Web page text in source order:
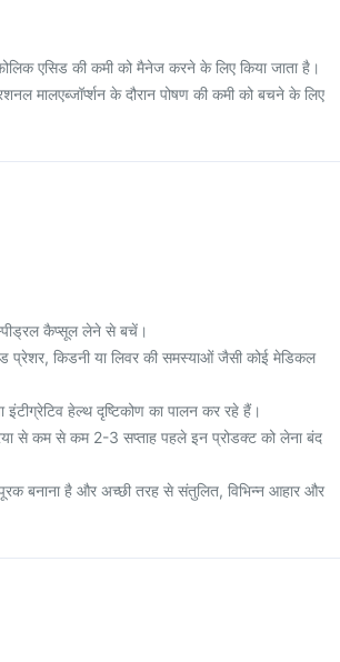
एसिड की कमी को मैनेज करने के लिए किया जाता है।
मालएब्जॉर्प्शन के दौरान पोषण की कमी को बचने के लिए
कैप्सूल लेने से बचें।
प्रेशर, किडनी या लिवर की समस्याओं जैसी कोई मेडिकल
इंटीग्रेटिव हेल्थ दृष्टिकोण का पालन कर रहे हैं।
से कम से कम 2-3 सप्ताह पहले इन प्रोडक्ट को लेना बंद
बनाना है और अच्छी तरह से संतुलित, विभिन्न आहार और